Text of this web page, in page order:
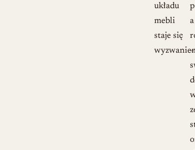
układu
mebli
staje się
a
–